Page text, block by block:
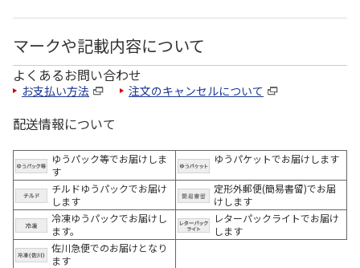
マークや記載内容について
よくあるお問い合わせ
お支払い方法 注文のキャンセルについて
配送情報について
ゆうパック等でお届けしま
す
ゆうパケットでお届けします
チルドゆうパックでお届け
します
定形外郵便(簡易書留)でお届
けします
冷凍ゆうパックでお届けし
ます。
レターパックライトでお届け
します
佐川急便でのお届けとなり
ます